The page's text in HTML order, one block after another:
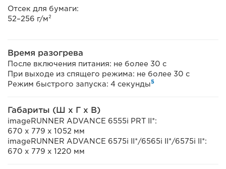
Отсек для бумаги:
52–256 г/м²
Время разогрева
После включения питания: не более 30 с
При выходе из спящего режима: не более 30 с
Режим быстрого запуска: 4 секунды5
Габариты (Ш x Г x В)
imageRUNNER ADVANCE 6555i PRT II*:
670 x 779 x 1052 мм
imageRUNNER ADVANCE 6575i II*/6565i II*/6575i II*:
670 x 779 x 1220 мм